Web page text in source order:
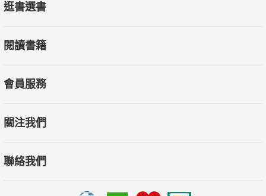
愛、藝文出版
逛書選書
閱讀書籍
會員服務
關注我們
聯絡我們